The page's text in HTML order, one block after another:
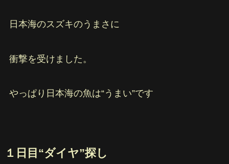
日本海のスズキのうまさに
衝撃を受けました。
やっぱり日本海の魚は“うまい”です
１日目“ダイヤ”探し